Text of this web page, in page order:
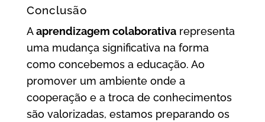
Conclusão
Aaprendizagem colaborativarepresenta
uma mudança significativa na forma
como concebemos a educação. Ao
promover um ambiente onde a
cooperação e a troca de conhecimentos
são valorizadas, estamos preparando os